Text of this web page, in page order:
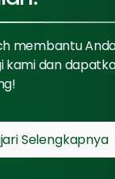
membantu
kami dan
Selengkapnya